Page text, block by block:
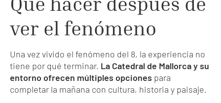
ver el fenómeno
Una vez vivido el fenómeno del 8, la experiencia no
tiene por qué terminar. La Catedral de Mallorca y su
entorno ofrecen múltiples opciones para
completar la mañana con cultura, historia y paisaje.